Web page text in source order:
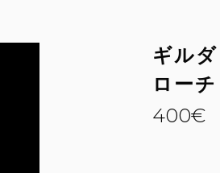
ギル
ローチ
400€